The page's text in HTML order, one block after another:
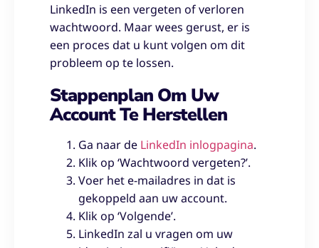
LinkedIn is een vergeten of verloren
wachtwoord. Maar wees gerust, er is
een proces dat u kunt volgen om dit
probleem op te lossen.
Stappenplan Om Uw
Account Te Herstellen
Ga naar de LinkedIn inlogpagina.
Klik op ‘Wachtwoord vergeten?’.
Voer het e-mailadres in dat is
gekoppeld aan uw account.
Klik op ‘Volgende’.
LinkedIn zal u vragen om uw